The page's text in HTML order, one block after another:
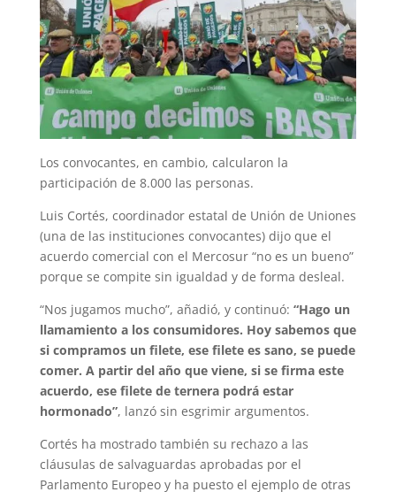
Los convocantes, en cambio, calcularon la
participación de 8.000 las personas.
Luis Cortés, coordinador estatal de Unión de Uniones
(una de las instituciones convocantes) dijo que el
acuerdo comercial con el Mercosur “no es un bueno”
porque se compite sin igualdad y de forma desleal.
“Nos jugamos mucho”, añadió, y continuó: “Hago un
llamamiento a los consumidores. Hoy sabemos que
si compramos un filete, ese filete es sano, se puede
comer. A partir del año que viene, si se firma este
acuerdo, ese filete de ternera podrá estar
hormonado”, lanzó sin esgrimir argumentos.
Cortés ha mostrado también su rechazo a las
cláusulas de salvaguardas aprobadas por el
Parlamento Europeo y ha puesto el ejemplo de otras